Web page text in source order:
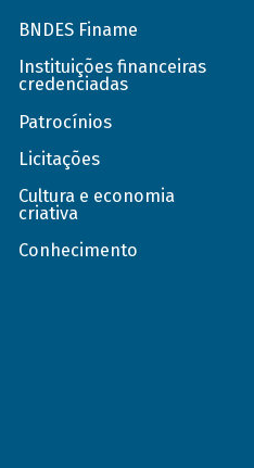
BNDES Finame
Instituições financeiras
credenciadas
Patrocínios
Licitações
Cultura e economia
criativa
Conhecimento